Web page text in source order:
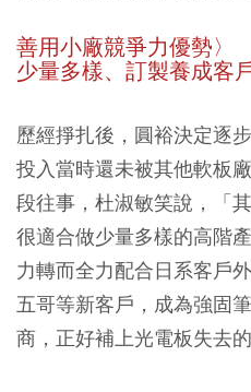
善用小廠競爭力優勢〉
少量多樣、訂製養成客
歷經掙扎後，圓裕決定逐
投入當時還未被其他軟板
段往事，杜淑敏笑說，「
很適合做少量多樣的高階
力轉而全力配合日系客戶
五哥等新客戶，成為強固
商，正好補上光電板失去的